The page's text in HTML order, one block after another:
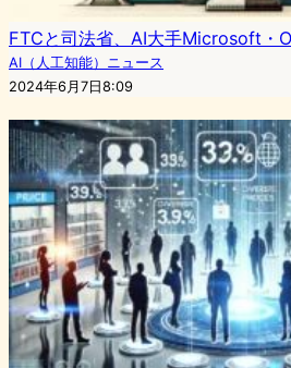
FTCと司法省、AI大手Microsoft・
AI（人工知能）ニュース
2024年6月7日8:09